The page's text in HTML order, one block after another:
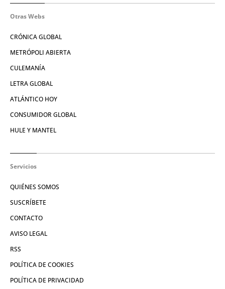
Otras Webs
CRÓNICA GLOBAL
METRÓPOLI ABIERTA
CULEMANÍA
LETRA GLOBAL
ATLÁNTICO HOY
CONSUMIDOR GLOBAL
HULE Y MANTEL
Servicios
QUIÉNES SOMOS
SUSCRÍBETE
CONTACTO
AVISO LEGAL
RSS
POLÍTICA DE COOKIES
POLÍTICA DE PRIVACIDAD